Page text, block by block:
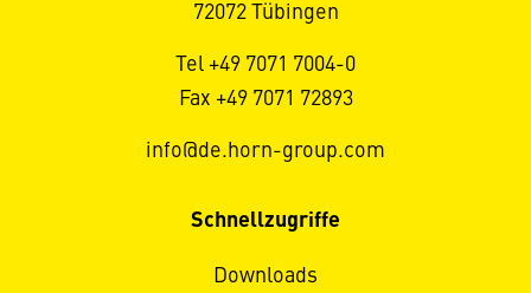
72072 Tübingen
Tel +49 7071 7004-0
Fax +49 7071 72893
info@de.horn-group.com
Schnellzugriffe
Downloads